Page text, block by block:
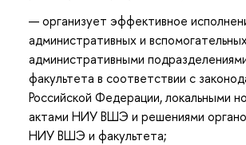
организует эффективное
административных и
административными
факультета в соответствии с
Российской Федерации, локальными
актами НИУ ВШЭ и решениями
НИУ ВШЭ и факультета;